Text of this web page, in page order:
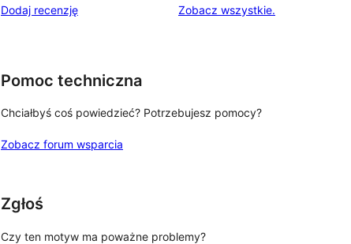
gwiazdkowych
Dodaj recenzję Zobacz wszystkierecenzje
.
Pomoc techniczna
Chciałbyś coś powiedzieć? Potrzebujesz pomocy?
Zobacz forum wsparcia
Zgłoś
Czy ten motyw ma poważne problemy?